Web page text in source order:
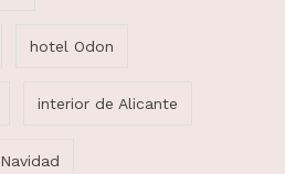
hotel Odon
interior de Alicante
Navidad